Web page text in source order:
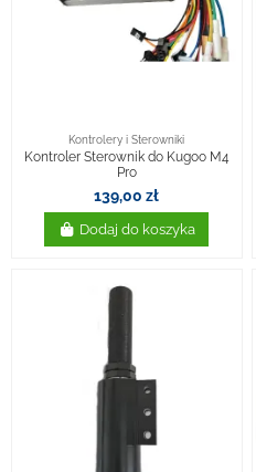
Kontrolery i Sterowniki
Kontroler Sterownik do Kugoo M4
Pro
139,00 zł
Dodaj do koszyka